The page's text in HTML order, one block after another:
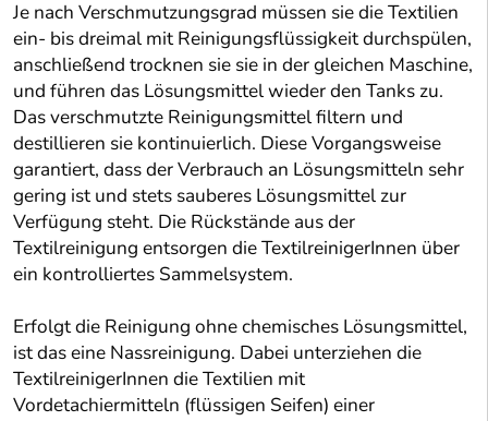
Je nach Verschmutzungsgrad müssen sie die Textilien
ein- bis dreimal mit Reinigungsflüssigkeit durchspülen,
anschließend trocknen sie sie in der gleichen Maschine,
und führen das Lösungsmittel wieder den Tanks zu.
Das verschmutzte Reinigungsmittel filtern und
destillieren sie kontinuierlich. Diese Vorgangsweise
garantiert, dass der Verbrauch an Lösungsmitteln sehr
gering ist und stets sauberes Lösungsmittel zur
Verfügung steht. Die Rückstände aus der
Textilreinigung entsorgen die TextilreinigerInnen über
ein kontrolliertes Sammelsystem.
Erfolgt die Reinigung ohne chemisches Lösungsmittel,
ist das eine Nassreinigung. Dabei unterziehen die
TextilreinigerInnen die Textilien mit
Vordetachiermitteln (flüssigen Seifen) einer